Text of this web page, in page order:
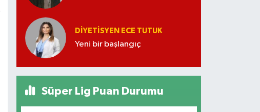
DIYETISYEN ECE TUTUK
Yeni bir başlangıç
Süper Lig Puan Durumu